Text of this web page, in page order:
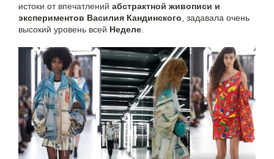
истоки от впечатлений абстрактной живописи и
экспериментов Василия Кандинского , задавала очень
высокий уровень всей Неделе